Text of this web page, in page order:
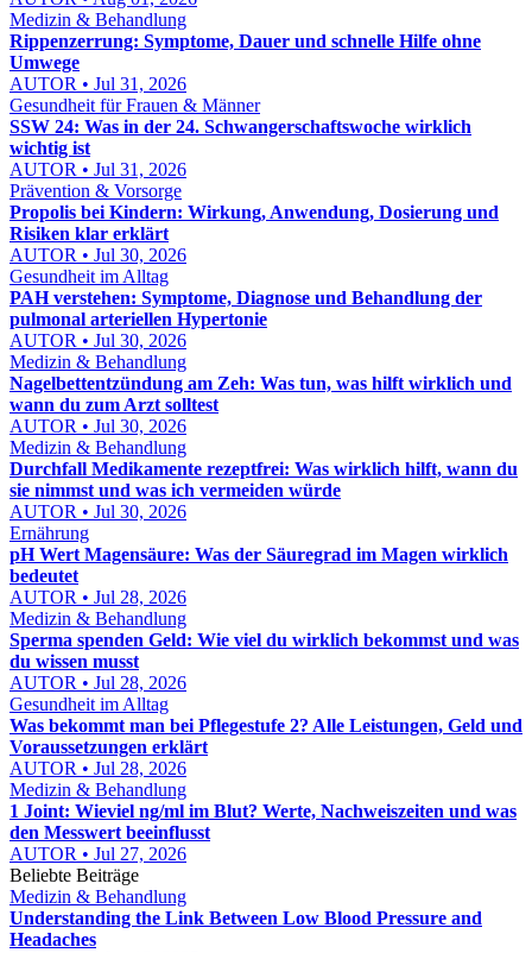
Medizin & Behandlung
Rippenzerrung: Symptome, Dauer und schnelle Hilfe ohne
Umwege
AUTOR • Jul 31, 2026
Gesundheit für Frauen & Männer
SSW 24: Was in der 24. Schwangerschaftswoche wirklich
wichtig ist
AUTOR • Jul 31, 2026
Prävention & Vorsorge
Propolis bei Kindern: Wirkung, Anwendung, Dosierung und
Risiken klar erklärt
AUTOR • Jul 30, 2026
Gesundheit im Alltag
PAH verstehen: Symptome, Diagnose und Behandlung der
pulmonal arteriellen Hypertonie
AUTOR • Jul 30, 2026
Medizin & Behandlung
Nagelbettentzündung am Zeh: Was tun, was hilft wirklich und
wann du zum Arzt solltest
AUTOR • Jul 30, 2026
Medizin & Behandlung
Durchfall Medikamente rezeptfrei: Was wirklich hilft, wann du
sie nimmst und was ich vermeiden würde
AUTOR • Jul 30, 2026
Ernährung
pH Wert Magensäure: Was der Säuregrad im Magen wirklich
bedeutet
AUTOR • Jul 28, 2026
Medizin & Behandlung
Sperma spenden Geld: Wie viel du wirklich bekommst und was
du wissen musst
AUTOR • Jul 28, 2026
Gesundheit im Alltag
Was bekommt man bei Pflegestufe 2? Alle Leistungen, Geld und
Voraussetzungen erklärt
AUTOR • Jul 28, 2026
Medizin & Behandlung
1 Joint: Wieviel ng/ml im Blut? Werte, Nachweiszeiten und was
den Messwert beeinflusst
AUTOR • Jul 27, 2026
Beliebte Beiträge
Medizin & Behandlung
Understanding the Link Between Low Blood Pressure and
Headaches